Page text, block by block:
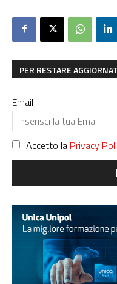
PER RESTARE
Email
Accetto la Privacy